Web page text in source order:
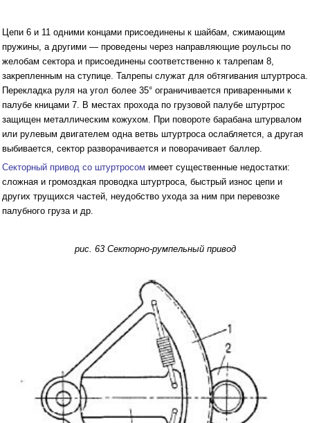
Цепи 6 и 11 одними концами присоединены к шайбам, сжимающим
пружины, а другими — проведены через направляющие роульсы по
желобам сектора и присоединены соответственно к талрепам 8,
закрепленным на ступице. Талрепы служат для обтягивания штуртроса.
Перекладка руля на угол более 35° ограничивается приваренными к
палубе кницами 7. В местах прохода по грузовой палубе штуртрос
защищен металлическим кожухом. При повороте барабана штурвалом
или рулевым двигателем одна ветвь штуртроса ослабляется, а другая
выбивается, сектор разворачивается и поворачивает баллер.
Секторный привод со штуртросом имеет существенные недостатки:
сложная и громоздкая проводка штуртроса, быстрый износ цепи и
других трущихся частей, неудобство ухода за ним при перевозке
палубного груза и др.
рис. 63 Секторно-румпельный привод